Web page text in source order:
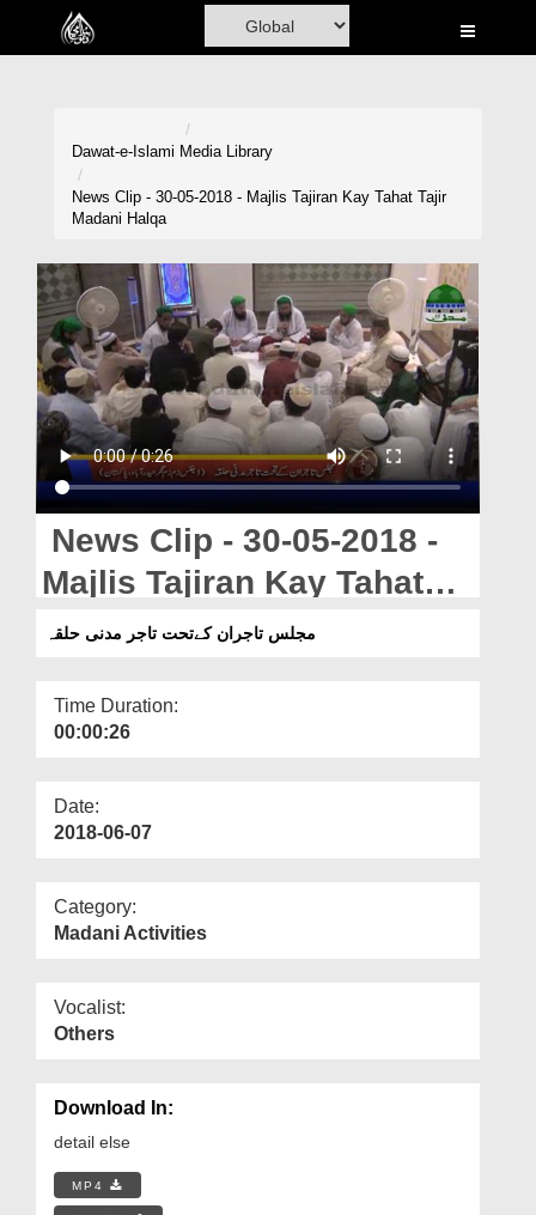
Home
Volunteer Portal
Rohani Ilaj
Donation
Blog
Magazine
Departments
Our Websites
More
Dawat-e-Islami Media Library
News Clip - 30-05-2018 - Majlis Tajiran Kay Tahat Tajir
Madani Halqa
News Clip - 30-05-2018 -
Majlis Tajiran Kay Tahat
Tajir Madani Halqa
مجلس تاجران کےتحت تاجر مدنی حلقہ
Time Duration:
00:00:26
Date:
2018-06-07
Category:
Madani Activities
Vocalist:
Others
Download In:
detail else
MP4